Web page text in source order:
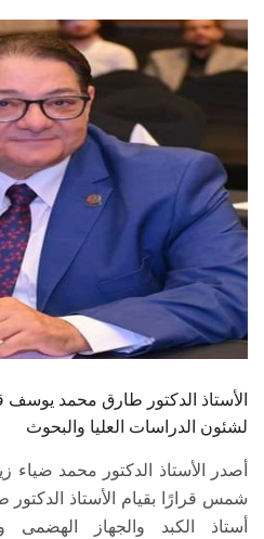
سجل
الأستاذ الدكتور طارق محمد يوسف
لشئون الدراسات العليا والبحوث
أصدر الأستاذ الدكتور محمد ضياء
شمس قرارًا بقيام الأستاذ
أستاذ الكبد والجهاز